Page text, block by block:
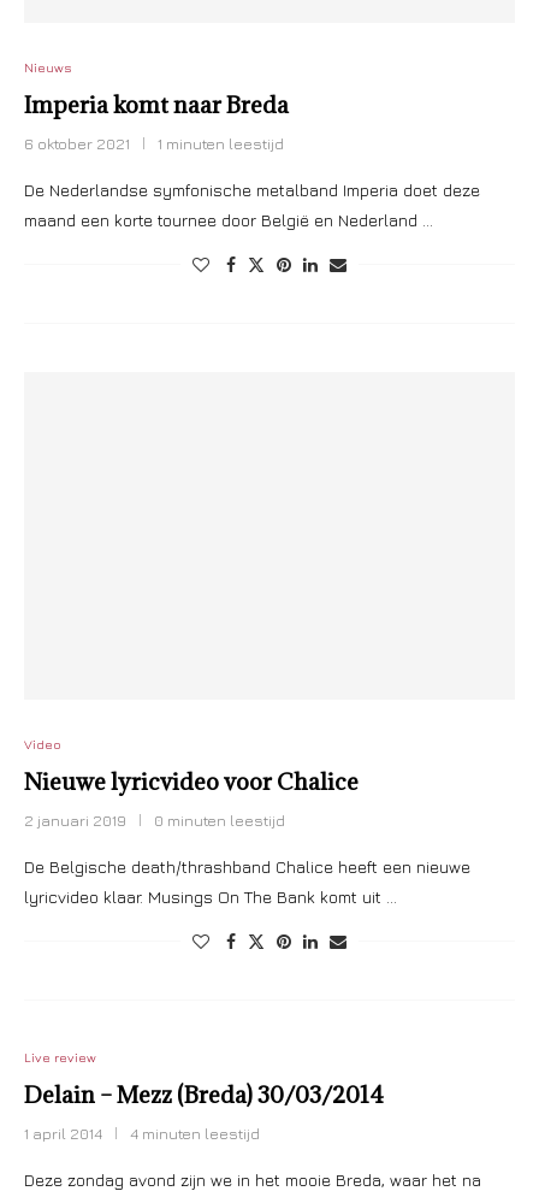
Nieuws
Imperia komt naar Breda
6 oktober 2021 1 minuten leestijd
De Nederlandse symfonische metalband Imperia doet deze
maand een korte tournee door België en Nederland …
Video
Nieuwe lyricvideo voor Chalice
2 januari 2019 0 minuten leestijd
De Belgische death/thrashband Chalice heeft een nieuwe
lyricvideo klaar. Musings On The Bank komt uit …
Live review
Delain – Mezz (Breda) 30/03/2014
1 april 2014 4 minuten leestijd
Deze zondag avond zijn we in het mooie Breda, waar het na